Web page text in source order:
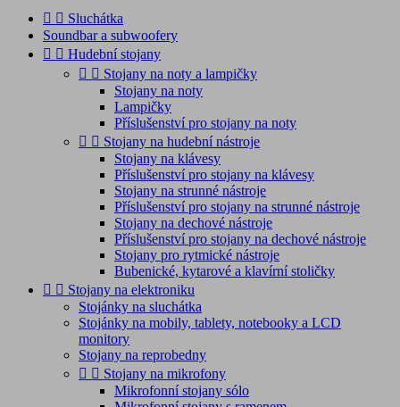
  Sluchátka
Soundbar a subwoofery
  Hudební stojany
  Stojany na noty a lampičky
Stojany na noty
Lampičky
Příslušenství pro stojany na noty
  Stojany na hudební nástroje
Stojany na klávesy
Příslušenství pro stojany na klávesy
Stojany na strunné nástroje
Příslušenství pro stojany na strunné nástroje
Stojany na dechové nástroje
Příslušenství pro stojany na dechové nástroje
Stojany pro rytmické nástroje
Bubenické, kytarové a klavírní stoličky
  Stojany na elektroniku
Stojánky na sluchátka
Stojánky na mobily, tablety, notebooky a LCD
monitory
Stojany na reprobedny
  Stojany na mikrofony
Mikrofonní stojany sólo